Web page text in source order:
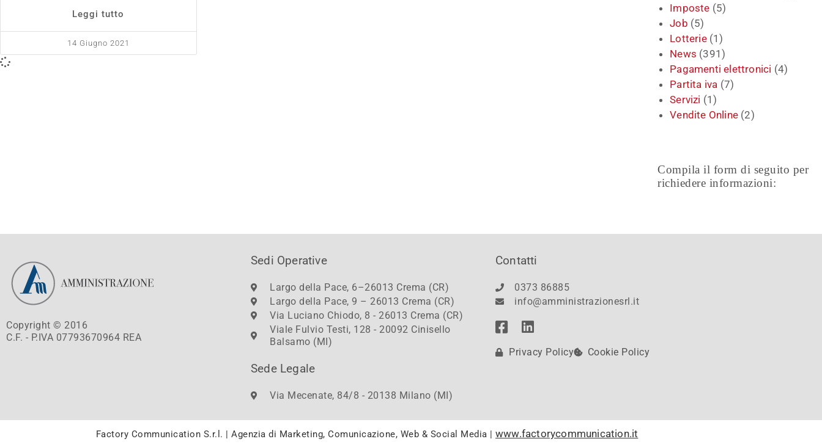
Leggi tutto
14 Giugno 2021
Imposte (5)
Job (5)
Lotterie(1)
News (391)
Pagamenti elettronici (4)
Partita iva (7)
Servizi (1)
Vendite Online (2)
Compila il form di seguito per
richiedere informazioni:
Copyright © 2016
C.F. - P.IVA 07793670964 REA
Sedi Operative
Largo della Pace, 6–26013 Crema (CR)
Largo della Pace, 9 – 26013 Crema (CR)
Via Luciano Chiodo, 8 - 26013 Crema (CR)
Viale Fulvio Testi, 128 - 20092 Cinisello
Balsamo (MI)
Sede Legale
Via Mecenate, 84/8 - 20138 Milano (MI)
Contatti
0373 86885
info@amministrazionesrl.it
Privacy Policy Cookie Policy
Factory Communication S.r.l. | Agenzia di Marketing, Comunicazione, Web & Social Media |www.factorycommunication.it